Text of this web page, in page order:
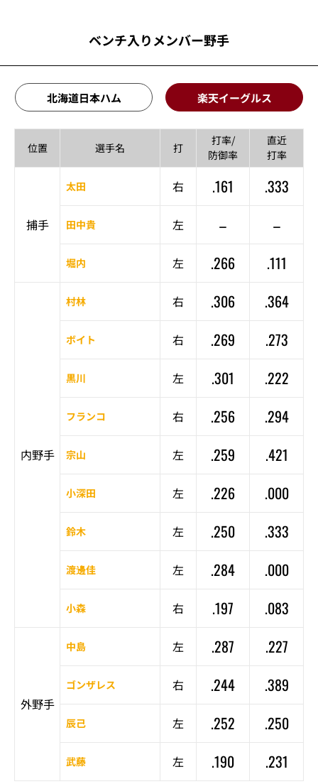
ベンチ入りメンバー野手
北海道日本ハム 楽天イーグルス
位置 選手名 打
打率/
防御率
直近
打率
捕手
太田 右 .161 .333
田中貴 左 – –
堀内 左 .266 .111
内野手
村林 右 .306 .364
ボイト 右 .269 .273
黒川 左 .301 .222
フランコ 右 .256 .294
宗山 左 .259 .421
小深田 左 .226 .000
鈴木 左 .250 .333
渡邊佳 左 .284 .000
小森 右 .197 .083
外野手
中島 左 .287 .227
ゴンザレス 右 .244 .389
辰己 左 .252 .250
武藤 左 .190 .231